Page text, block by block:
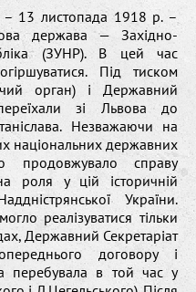
13 листопада 1918 р. –
держава — Західно-
(ЗУНР). В цей час
Під тиском
орган) і Державний
зі Львова до
Незважаючи на
національних державних
продовжувало справу
роля у цій історичній
України.
реалізуватися тільки
Державний Секретаріат
договору і
перебувала в той час у